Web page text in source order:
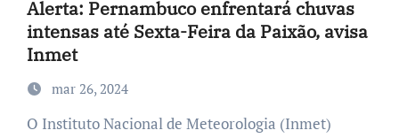
Alerta: Pernambuco enfrentará chuvas
intensas até Sexta-Feira da Paixão, avisa
Inmet
mar 26, 2024
O Instituto Nacional de Meteorologia (Inmet)